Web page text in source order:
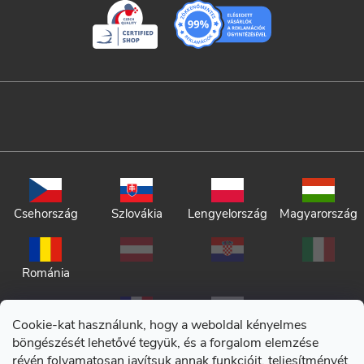
Cookie-kat használunk, hogy a weboldal kényelmes
böngészését lehetővé tegyük, és a forgalom elemzése
Csehország Szlovákia Lengyelország Magyarország
Románia